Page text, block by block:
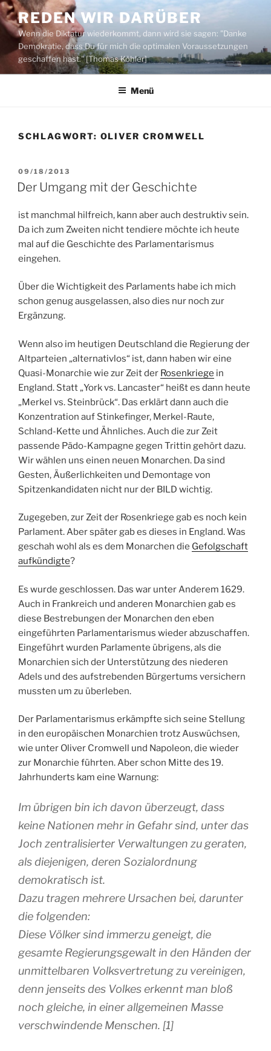
Zum
Inhalt
springen
REDEN WIR DARÜBER
Wenn die Diktatur wiederkommt, dann wird sie sagen: "Danke
Demokratie, dass Du für mich die optimalen Voraussetzungen
geschaffen hast." [Thomas Köhler]
Menü
SCHLAGWORT: OLIVER CROMWELL
VERÖFFENTLICHT
AM
09/18/2013
Der Umgang mit der Geschichte
ist manchmal hilfreich, kann aber auch destruktiv sein.
Da ich zum Zweiten nicht tendiere möchte ich heute
mal auf die Geschichte des Parlamentarismus
eingehen.
Über die Wichtigkeit des Parlaments habe ich mich
schon genug ausgelassen, also dies nur noch zur
Ergänzung.
Wenn also im heutigen Deutschland die Regierung der
Altparteien „alternativlos“ ist, dann haben wir eine
Quasi-Monarchie wie zur Zeit der Rosenkriege in
England. Statt „York vs. Lancaster“ heißt es dann heute
„Merkel vs. Steinbrück“. Das erklärt dann auch die
Konzentration auf Stinkefinger, Merkel-Raute,
Schland-Kette und Ähnliches. Auch die zur Zeit
passende Pädo-Kampagne gegen Trittin gehört dazu.
Wir wählen uns einen neuen Monarchen. Da sind
Gesten, Äußerlichkeiten und Demontage von
Spitzenkandidaten nicht nur der BILD wichtig.
Zugegeben, zur Zeit der Rosenkriege gab es noch kein
Parlament. Aber später gab es dieses in England. Was
geschah wohl als es dem Monarchen die Gefolgschaft
aufkündigte?
Es wurde geschlossen. Das war unter Anderem 1629.
Auch in Frankreich und anderen Monarchien gab es
diese Bestrebungen der Monarchen den eben
eingeführten Parlamentarismus wieder abzuschaffen.
Eingeführt wurden Parlamente übrigens, als die
Monarchien sich der Unterstützung des niederen
Adels und des aufstrebenden Bürgertums versichern
mussten um zu überleben.
Der Parlamentarismus erkämpfte sich seine Stellung
in den europäischen Monarchien trotz Auswüchsen,
wie unter Oliver Cromwell und Napoleon, die wieder
zur Monarchie führten. Aber schon Mitte des 19.
Jahrhunderts kam eine Warnung:
Im übrigen bin ich davon überzeugt, dass
keine Nationen mehr in Gefahr sind, unter das
Joch zentralisierter Verwaltungen zu geraten,
als diejenigen, deren Sozialordnung
demokratisch ist.
Dazu tragen mehrere Ursachen bei, darunter
die folgenden:
Diese Völker sind immerzu geneigt, die
gesamte Regierungsgewalt in den Händen der
unmittelbaren Volksvertretung zu vereinigen,
denn jenseits des Volkes erkennt man bloß
noch gleiche, in einer allgemeinen Masse
verschwindende Menschen. [1]